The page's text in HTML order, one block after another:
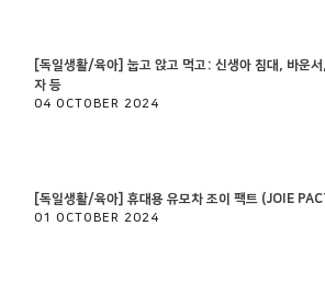
[독일생활/육아] 눕고 앉고 먹고: 신생아 침대, 바운
자 등
04 OCTOBER 2024
[독일생활/육아] 휴대용 유모차 조이 팩트 (JOIE
01 OCTOBER 2024